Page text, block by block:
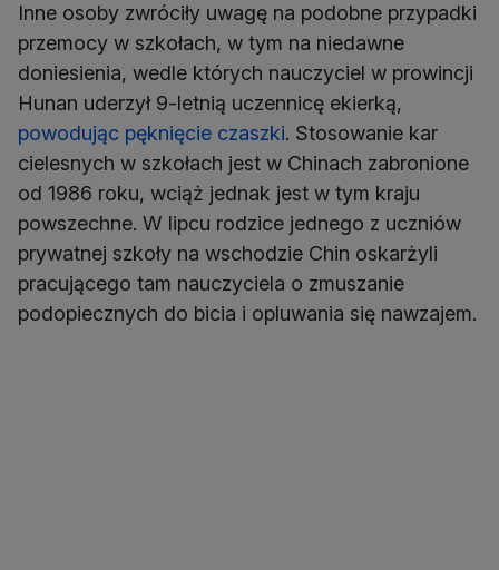
Inne osoby zwróciły uwagę na podobne przypadki
przemocy w szkołach, w tym na niedawne
doniesienia, wedle których nauczyciel w prowincji
Hunan uderzył 9-letnią uczennicę ekierką,
powodując pęknięcie czaszki. Stosowanie kar
cielesnych w szkołach jest w Chinach zabronione
od 1986 roku, wciąż jednak jest w tym kraju
powszechne. W lipcu rodzice jednego z uczniów
prywatnej szkoły na wschodzie Chin oskarżyli
pracującego tam nauczyciela o zmuszanie
podopiecznych do bicia i opluwania się nawzajem.